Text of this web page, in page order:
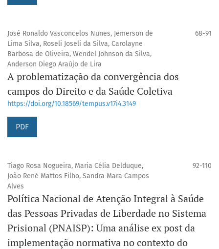
José Ronaldo Vasconcelos Nunes, Jemerson de
Lima Silva, Roseli Joseli da Silva, Carolayne
Barbosa de Oliveira, Wendel Johnson da Silva,
Anderson Diego Araújo de Lira
68-91
A problematização da convergência dos
campos do Direito e da Saúde Coletiva
https://doi.org/10.18569/tempus.v17i4.3149
PDF
Tiago Rosa Nogueira, Maria Célia Delduque,
João René Mattos Filho, Sandra Mara Campos
Alves
92-110
Política Nacional de Atenção Integral à Saúde
das Pessoas Privadas de Liberdade no Sistema
Prisional (PNAISP): Uma análise ex post da
implementação normativa no contexto do